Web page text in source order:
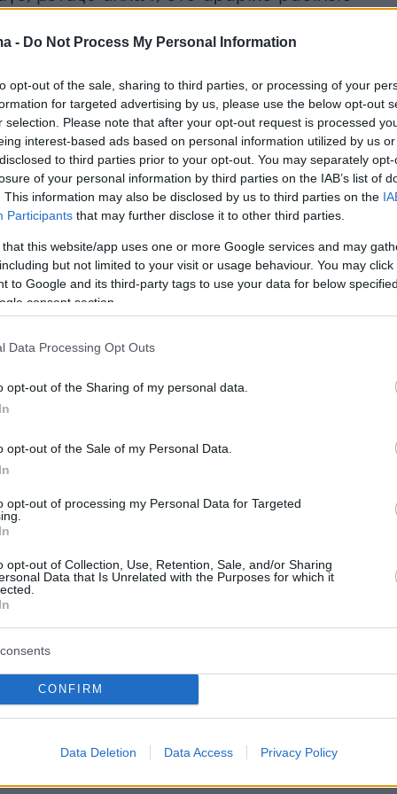
- Do Not Process My Personal Information
opt-out of the sale, sharing to third parties, or processing of your
for targeted advertising by us, please use the below opt-out
selection. Please note that after your opt-out request is processed
interest-based ads based on personal information utilized by us
to third parties prior to your opt-out. You may separately
of your personal information by third parties on the IAB’s list of
This information may also be disclosed by us to third parties on the
Participants that may further disclose it to other third parties.
that this website/app uses one or more Google services and may
but not limited to your visit or usage behaviour. You may
to Google and its third-party tags to use your data for below
consent section.
Data Processing Opt Outs
opt-out of the Sharing of my personal data.
opt-out of the Sale of my Personal Data.
opt-out of processing my Personal Data for Targeted
opt-out of Collection, Use, Retention, Sale, and/or Sharing
Data that Is Unrelated with the Purposes for which it
CONFIRM
Data Deletion Data Access Privacy Policy
τους πολίτες της από το να ταξιδεύουν
Τα μίντια της χώρας έχουν χαρακτηρίσει την
μη ασφαλή προορισμό με αποτέλεσμα ο
από τη Σαουδική Αραβία στην
σημειώσει πτώση 17%
ένα μπλοκ χωρών με επικεφαλής τη Σαουδική
τους δεσμούς με το Κατάρ, λόγω κυρίως της
στη Μουσουλμανική Αδελφότητα, η Άγκυρα
και στρατιωτικά την Ντόχα.
τεταμένες μετά την πολιτική κρίση
δολοφονία του δημοσιογράφου Τζαμάλ
στην Κωνσταντινούπολη.
δελτίο επικίνδυνων φαινομένων -
το πρωί της Τρίτης
της Αθήνας για την τουρκική πρόκληση
«Να οδηγηθούν ενώπιον της
Νew York Times: O Tραμπ πλήρωνε 750